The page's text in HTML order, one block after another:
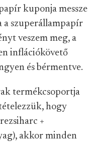
kuponja messze
a szuperállampapír
veszem meg, a
inflációkövető
és bérmentve.
termékcsoportja
hogy
+
akkor minden